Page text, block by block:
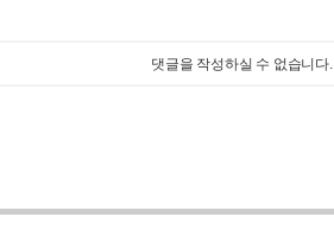
댓글을 작성하실 수 없습니다.